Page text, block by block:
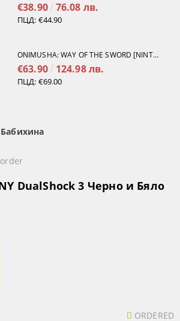
€38.90 76.08 лв.
ПЦД: €44.90
ONIMUSHA: WAY OF THE SWORD [NINTENDO SWITCH 2]
€63.90 124.98 лв.
ПЦД: €69.00
DualShock 3 Черно и Бяло
ORDERED